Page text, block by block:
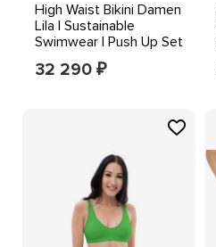
High Waist Bikini Damen
Lila | Sustainable
Swimwear | Push Up Set
Bademode
32 290 ₽